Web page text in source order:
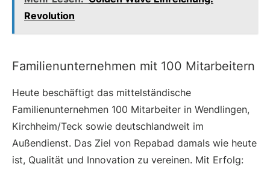
Revolution
Familienunternehmen mit 100 Mitarbeitern
Heute beschäftigt das mittelständische
Familienunternehmen 100 Mitarbeiter in Wendlingen,
Kirchheim/Teck sowie deutschlandweit im
Außendienst. Das Ziel von Repabad damals wie heute
ist, Qualität und Innovation zu vereinen. Mit Erfolg: